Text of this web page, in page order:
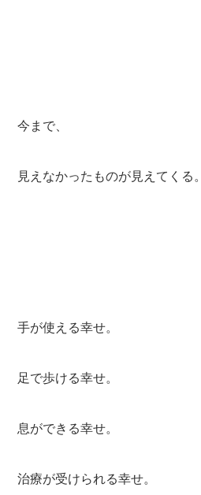
今まで、
見えなかったものが見えてくる。
手が使える幸せ。
足で歩ける幸せ。
息ができる幸せ。
治療が受けられる幸せ。